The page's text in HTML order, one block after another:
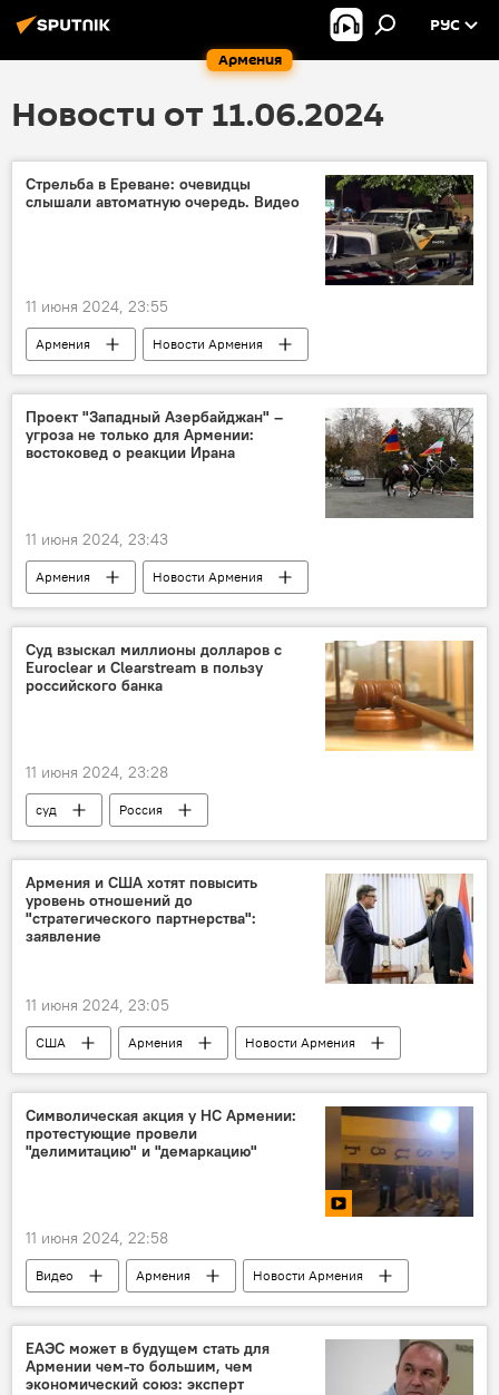
Армения
РУС
Новости от 11.06.2024
Стрельба в Ереване: очевидцы
слышали автоматную очередь. Видео
11 июня 2024, 23:55
Армения
Новости Армения
Происшествия и инциденты в Ереване
Проект "Западный Азербайджан" –
угроза не только для Армении:
востоковед о реакции Ирана
11 июня 2024, 23:43
Армения
Новости Армения
Политика
Иран
Азербайджан
проект
угроза
Суд взыскал миллионы долларов с
Euroclear и Clearstream в пользу
российского банка
11 июня 2024, 23:28
суд Россия
Армения и США хотят повысить
уровень отношений до
"стратегического партнерства":
заявление
11 июня 2024, 23:05
США Армения Новости Армения
Символическая акция у НС Армении:
протестующие провели
"делимитацию" и "демаркацию"
11 июня 2024, 22:58
Видео Армения
Новости Армения
Политика
ЕАЭС может в будущем стать для
Армении чем-то большим, чем
экономический союз: эксперт